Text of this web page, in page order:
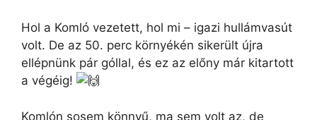
Hol a Komló vezetett, hol mi – igazi hullámvasút
volt. De az 50. perc környékén sikerült újra
ellépnünk pár góllal, és ez az előny már kitartott
a végéig!
Komlón sosem könnyű, ma sem volt az, de